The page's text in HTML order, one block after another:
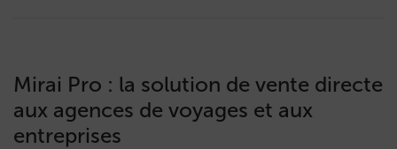
Mirai Pro : la solution de vente directe
aux agences de voyages et aux
entreprises